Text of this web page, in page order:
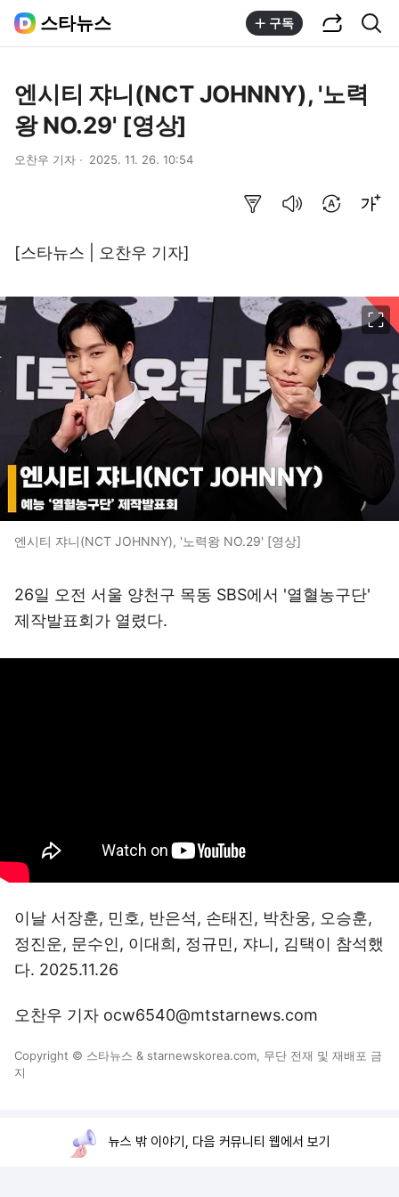
스타뉴스 구독
엔시티 쟈니(NCT JOHNNY), '노력
왕 NO.29' [영상]
오찬우 기자 2025. 11. 26. 10:54
[스타뉴스 | 오찬우 기자]
엔시티 쟈니(NCT JOHNNY), '노력왕 NO.29' [영상]
26일 오전 서울 양천구 목동 SBS에서 '열혈농구단'
제작발표회가 열렸다.
이날 서장훈, 민호, 반은석, 손태진, 박찬웅, 오승훈,
정진운, 문수인, 이대희, 정규민, 쟈니, 김택이 참석했
다. 2025.11.26
오찬우 기자 ocw6540@mtstarnews.com
Copyright © 스타뉴스 & starnewskorea.com, 무단 전재 및 재배포 금
지
뉴스 밖 이야기, 다음 커뮤니티 웹에서 보기